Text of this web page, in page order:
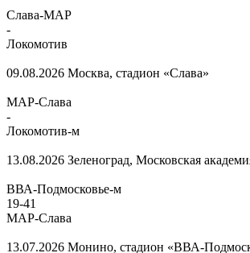
Слава-МАР
-
Локомотив
09.08.2026 Москва, стадион «Слава»
МАР-Слава
-
Локомотив-м
13.08.2026 Зеленоград, Московская
ВВА-Подмосковье-м
19-41
МАР-Слава
13.07.2026 Монино, стадион «ВВА-